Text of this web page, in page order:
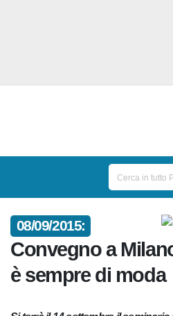
08/09/2015:
Convegno a
sicurezza è